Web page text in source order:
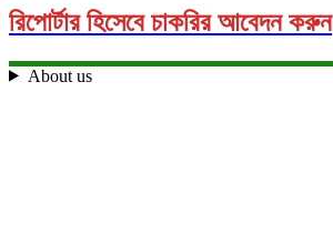
রিপোর্টার হিসেবে চাকরির আবেদন করুন
About us